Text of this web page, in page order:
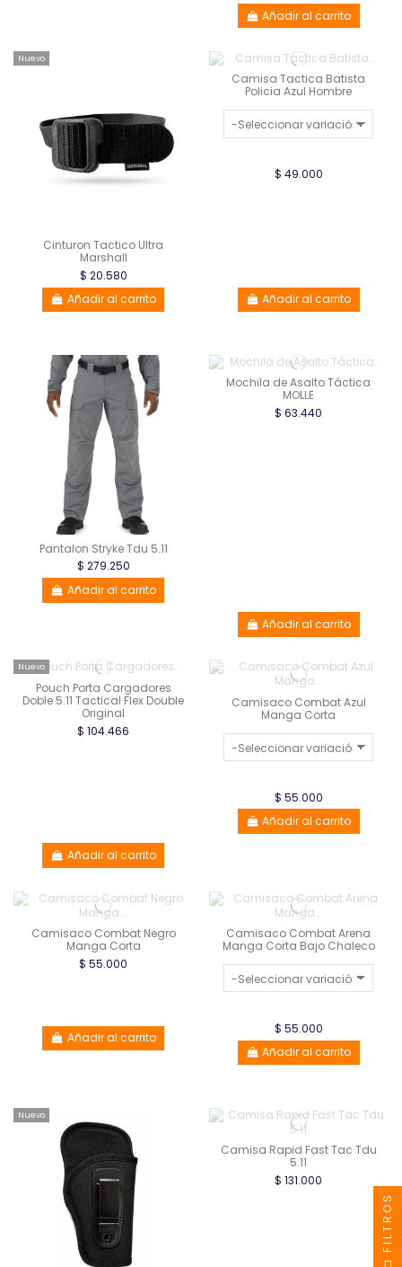
Añadir al carrito
Nuevo
Cinturon Tactico Ultra
Marshall
$ 20.580
Añadir al carrito
Camisa Tactica Batista
Policia Azul Hombre
$ 49.000
Añadir al carrito
Pantalon Stryke Tdu 5.11
$ 279.250
Añadir al carrito
Mochila de Asalto Táctica
MOLLE
$ 63.440
Añadir al carrito
Nuevo
Pouch Porta Cargadores
Doble 5.11 Tactical Flex Double
Original
$ 104.466
Añadir al carrito
Camisaco Combat Azul
Manga Corta
$ 55.000
Añadir al carrito
Camisaco Combat Negro
Manga Corta
$ 55.000
Añadir al carrito
Camisaco Combat Arena
Manga Corta Bajo Chaleco
$ 55.000
Añadir al carrito
Nuevo
Camisa Rapid Fast Tac Tdu
5.11
$ 131.000
FILTROS